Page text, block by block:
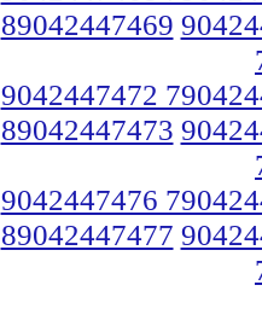
89042447469
9042447472
89042447473
9042447476
89042447477